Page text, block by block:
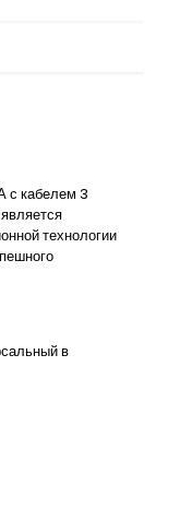
с кабелем 3
технологии
в